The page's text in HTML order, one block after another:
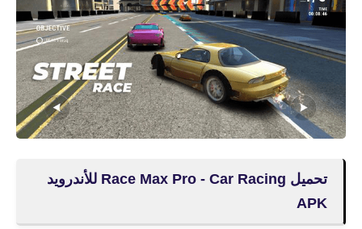
تحميل Race Max Pro - Car Racing للأندرويد
APK